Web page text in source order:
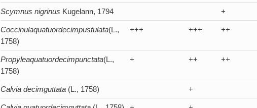
Scymnus nigrinus Kugelann, 1794 +
Coccinulaquatuordecimpustulata(L.,
1758)
+++ +++ ++
Propyleaquatuordecimpunctata(L.,
1758)
+ ++ ++
Calvia decimguttata(L., 1758) +